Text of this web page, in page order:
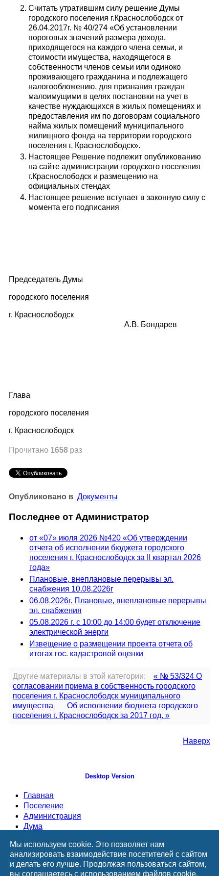
Считать утратившим силу решение Думы
городского поселения г.Краснослободск от
26.04.2017г. № 40/274 «Об установлении
пороговых значений размера дохода,
приходящегося на каждого члена семьи, и
стоимости имущества, находящегося в
собственности членов семьи или одиноко
проживающего гражданина и подлежащего
налогообложению, для признания граждан
малоимущими в целях постановки на учет в
качестве нуждающихся в жилых помещениях и
предоставления им по договорам социального
найма жилых помещений муниципального
жилищного фонда на территории городского
поселения г. Краснослободск».
Настоящее Решение подлежит опубликованию
на сайте администрации городского поселения
г.Краснослободск и размещению на
официальных стендах
Настоящее решение вступает в законную силу с
момента его подписания
Председатель Думы
городского поселения
г. Краснослободск
А.В. Бондарев
Глава
городского поселения
г. Краснослободск
Прочитано 1658 раз
Опубликовано в Документы
Последнее от Администратор
от «07» июля 2026 №420 «Об утверждении
отчета об исполнении бюджета городского
поселения г. Краснослободск за II квартал 2026
года»
Плановые, внеплановые перерывы эл.
снабжения 10.08.2026г
06.08.2026г. Плановые, внеплановые перерывы
эл. снабжения
05.08.2026 г. с 10:00 до 14:00 будет отключение
электрической энерги
Извещение о размещении проекта отчета об
итогах гос. кадастровой оценки
Другие материалы в этой категории:
« № 53/324 О
согласовании приема в собственность городского
поселения г. Краснослободск муниципального
имущества
Об исполнении бюджета городского
поселения г. Краснослободск за 2017 год. »
Наверх
Desktop Version
Главная
Поселение
Администрация
Дума
ТОСы
Информация
Приемная
Мы используем cookie. Это позволяет нам
анализировать взаимодействие посетителей с сайтом
и делать его лучше. Продолжая пользоваться сайтом,
вы соглашаетесь с использованием файлов cookie.